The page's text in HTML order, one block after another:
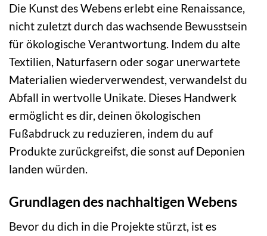
Die Kunst des Webens erlebt eine Renaissance,
nicht zuletzt durch das wachsende Bewusstsein
für ökologische Verantwortung. Indem du alte
Textilien, Naturfasern oder sogar unerwartete
Materialien wiederverwendest, verwandelst du
Abfall in wertvolle Unikate. Dieses Handwerk
ermöglicht es dir, deinen ökologischen
Fußabdruck zu reduzieren, indem du auf
Produkte zurückgreifst, die sonst auf Deponien
landen würden.
Grundlagen des nachhaltigen Webens
Bevor du dich in die Projekte stürzt, ist es